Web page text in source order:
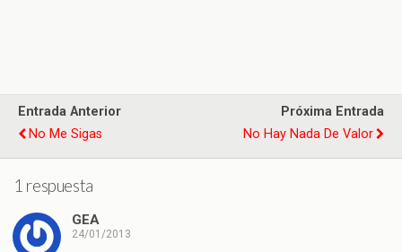
Entrada Anterior
No Me Sigas
Próxima Entrada
No Hay Nada De Valor
1 respuesta
GEA
24/01/2013